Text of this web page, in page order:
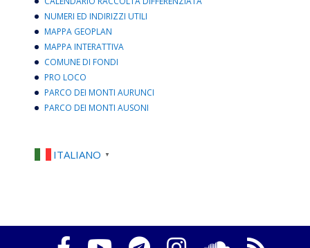
NUMERI ED INDIRIZZI UTILI
MAPPA GEOPLAN
MAPPA INTERATTIVA
COMUNE DI FONDI
PRO LOCO
PARCO DEI MONTI AURUNCI
PARCO DEI MONTI AUSONI
ITALIANO ▼